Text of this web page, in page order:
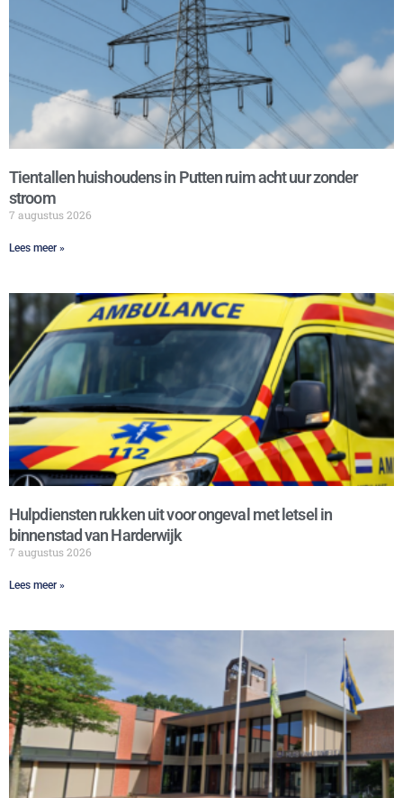
Tientallen huishoudens in Putten ruim acht uur zonder
stroom
7 augustus 2026
Lees meer »
Hulpdiensten rukken uit voor ongeval met letsel in
binnenstad van Harderwijk
7 augustus 2026
Lees meer »